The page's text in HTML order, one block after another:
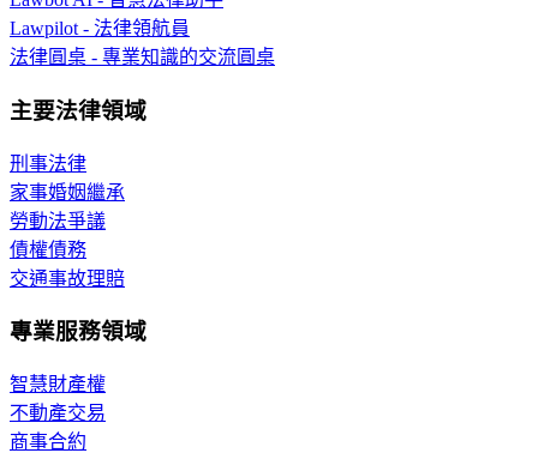
Lawpilot - 法律領航員
法律圓桌 - 專業知識的交流圓桌
主要法律領域
刑事法律
家事婚姻繼承
勞動法爭議
債權債務
交通事故理賠
專業服務領域
智慧財產權
不動產交易
商事合約